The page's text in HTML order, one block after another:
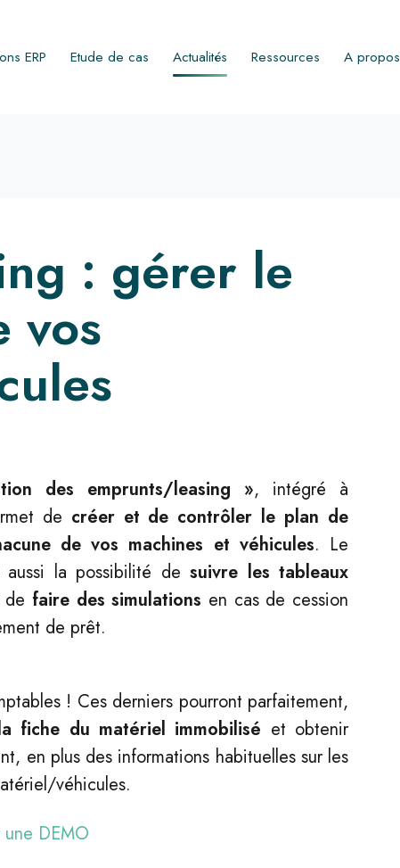
ERP Etude de cas Actualités Ressources A propos
: gérer le
vos
des emprunts/leasing », intégré à
de créer et de contrôler le plan de
de vos machines et véhicules. Le
aussi la possibilité desuivre les tableaux
faire des simulations en cas de cession
de prêt.
! Ces derniers pourront parfaitement,
fiche du matériel immobilisé et obtenir
en plus des informations habituelles sur les
véhicules.
DEMO